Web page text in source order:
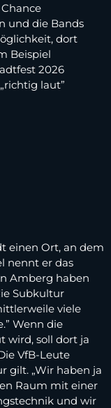
und die Bands
dort
Beispiel
2026
laut”
einen Ort, an dem
nennt er das
Amberg haben
Subkultur
viele
Wenn die
wird, soll dort ja
VfB-Leute
gilt. „Wir haben ja
Raum mit einer
und wir